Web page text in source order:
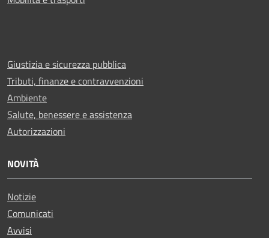
Giustizia e sicurezza pubblica
Tributi, finanze e contravvenzioni
Ambiente
Salute, benessere e assistenza
Autorizzazioni
NOVITÀ
Notizie
Comunicati
Avvisi